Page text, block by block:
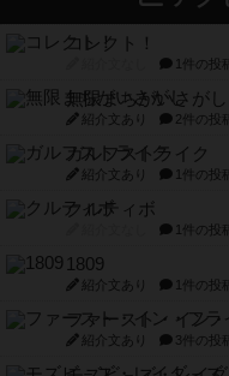
コレクト！
1件の投
無限まちがいさがし
紹介文あり 2件の投
ガルフストライク
紹介文あり 1件の投
クルティボ
1件の投
1809
紹介文あり 1件の投
ファースト・イン・
紹介文あり 3件の投